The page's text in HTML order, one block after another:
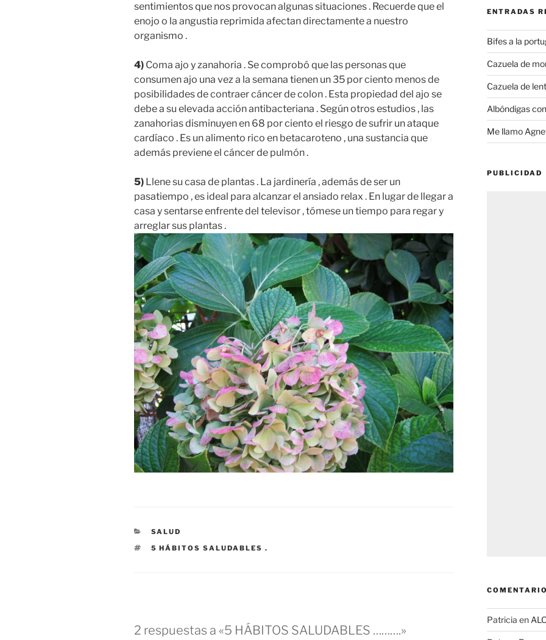
sentimientos que nos provocan algunas situaciones . Recuerde que el
enojo o la angustia reprimida afectan directamente a nuestro
organismo .
4) Coma ajo y zanahoria . Se comprobó que las personas que
consumen ajo una vez a la semana tienen un 35 por ciento menos de
posibilidades de contraer cáncer de colon . Esta propiedad del ajo se
debe a su elevada acción antibacteriana . Según otros estudios , las
zanahorias disminuyen en 68 por ciento el riesgo de sufrir un ataque
cardíaco . Es un alimento rico en betacaroteno , una sustancia que
además previene el cáncer de pulmón .
5) Llene su casa de plantas . La jardinería , además de ser un
pasatiempo , es ideal para alcanzar el ansiado relax . En lugar de llegar a
casa y sentarse enfrente del televisor , tómese un tiempo para regar y
arreglar sus plantas .
CATEGORÍAS
SALUD
ETIQUETAS
5 HÁBITOS SALUDABLES .
2 respuestas a «5 HÁBITOS SALUDABLES ……….»
ENTRADAS
Bifes a la
Cazuela de
Cazuela de
Albóndigas
Me llamo
PUBLICIDAD
Patricia en